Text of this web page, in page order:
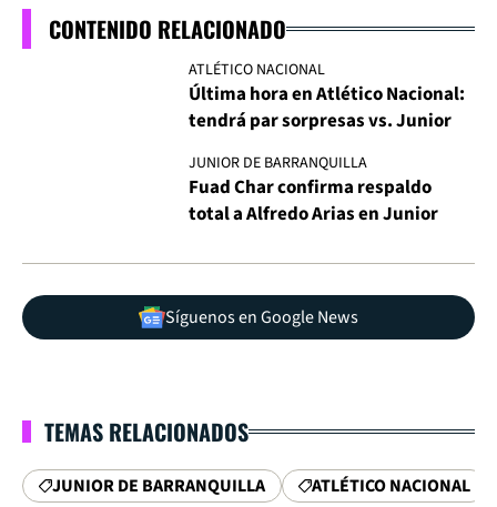
CONTENIDO RELACIONADO
ATLÉTICO NACIONAL
Última hora en Atlético Nacional:
tendrá par sorpresas vs. Junior
JUNIOR DE BARRANQUILLA
Fuad Char confirma respaldo
total a Alfredo Arias en Junior
Síguenos en Google News
TEMAS RELACIONADOS
JUNIOR DE BARRANQUILLA ATLÉTICO NACIONAL